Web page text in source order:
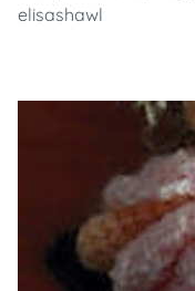
elisashawl